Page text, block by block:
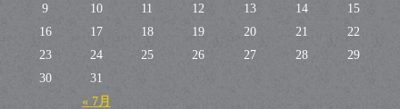
« 7月
9
10 11 12 13 14
15
16
17 18 19 20 21
22
23
24 25 26 27 28
29
30
31